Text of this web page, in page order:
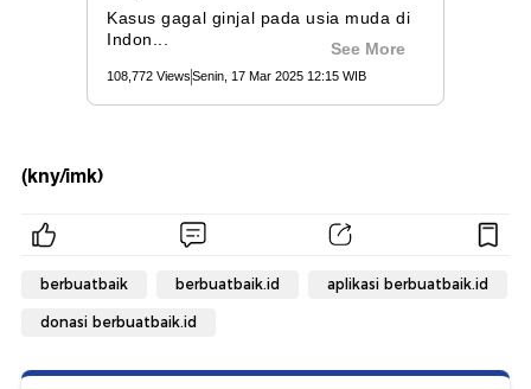
(kny/imk)
berbuatbaik berbuatbaik.id aplikasi berbuatbaik.id
donasi berbuatbaik.id